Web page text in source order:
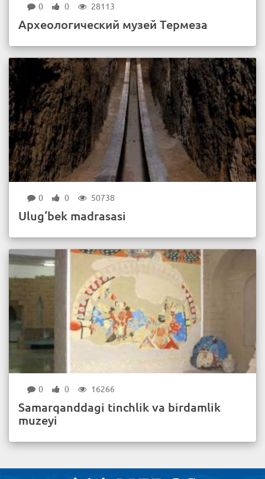
0 0 28113
Археологический музей Термеза
0 0 50738
Ulug‘bek madrasasi
0 0 16266
Samarqanddagi tinchlik va birdamlik
muzeyi